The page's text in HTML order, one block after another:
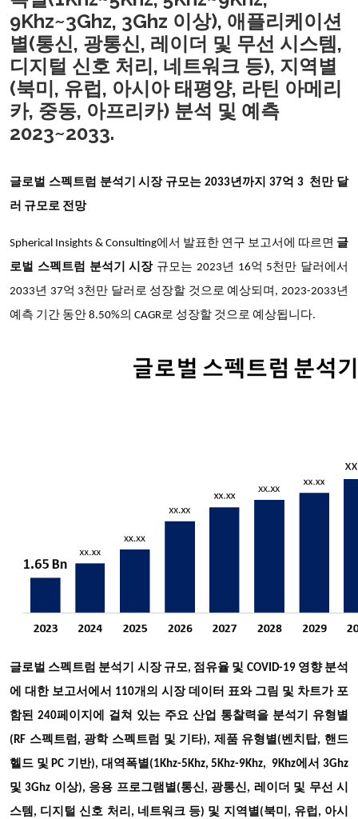
9Khz~3Ghz, 3Ghz 이상), 애플리케이션
별(통신, 광통신, 레이더 및 무선 시스템,
디지털 신호 처리, 네트워크 등), 지역별
(북미, 유럽, 아시아 태평양, 라틴 아메리
카, 중동, 아프리카) 분석 및 예측
2023~2033.
글로벌 스펙트럼 분석기 시장 규모는 2033년까지 37억 3 천만 달
러 규모로 전망
Spherical Insights & Consulting에서 발표한 연구 보고서에 따르면 글
로벌 스펙트럼 분석기 시장규모는 2023년 16억 5천만 달러에서
2033년 37억 3천만 달러로 성장할 것으로 예상되며, 2023-2033년
예측 기간 동안 8.50%의 CAGR로 성장할 것으로 예상됩니다.
글로벌 스펙트럼 분석기 시장 규모, 점유율 및 COVID-19 영향 분석
에 대한 보고서에서 110개의 시장 데이터 표와 그림 및 차트가 포
함된 240페이지에 걸쳐 있는 주요 산업 통찰력을 분석기 유형별
(RF 스펙트럼, 광학 스펙트럼 및 기타), 제품 유형별(벤치탑, 핸드
헬드 및 PC 기반), 대역폭별(1Khz-5Khz, 5Khz-9Khz, 9Khz에서 3Ghz
및 3Ghz 이상), 응용 프로그램별(통신, 광통신, 레이더 및 무선 시
스템, 디지털 신호 처리, 네트워크 등) 및 지역별(북미, 유럽, 아시